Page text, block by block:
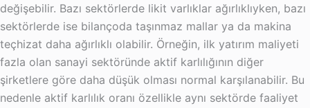
değişebilir. Bazı sektörlerde likit varlıklar ağırlıklıyken, bazı
sektörlerde ise bilançoda taşınmaz mallar ya da makina
teçhizat daha ağırlıklı olabilir. Örneğin, ilk yatırım maliyeti
fazla olan sanayi sektöründe aktif karlılığının diğer
şirketlere göre daha düşük olması normal karşılanabilir. Bu
nedenle aktif karlılık oranı özellikle aynı sektörde faaliyet